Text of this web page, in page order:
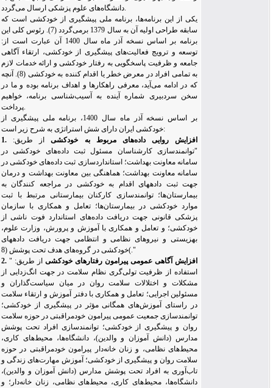
یکی از این برنامه‌ها، برنامه ملی پیشگیری از خودکشی است که
سابقه طراحی اولیه آن به سال 1379 برمی‌گردد
(7). رئوس کلی این
برنامه بر اساس نسخه آذر ماه سال 1400 آن عبارت است از:
توسعه و ترویج فعالیت‌های پیشگیری از خودکشی، ارتقاء آگاهی
جامعه و ظرفیت پاسخگویی به رفتار خودکشی و ارائه خدمات لازم
به تمامی افراد در معرض خطر یا اقدام کننده به خودکشی (8). آنچه
که در ادامه می‌آید، معرفی راهکارها و اهداف برنامه بوده و ما در
سخن سردبیری شماره آینده به آسیب‌شناسی برنامه، خواهیم
بر اساس نسخه آذر ماه سال 1400، برنامه ملی پیشگیری از
1. افزایش روایی داده‌های مربوط به خودکشیاز طریق:
توانمندسازی کارشناسان مسئول ثبت داده‌های خودکشی در
سامانه معاونت بهداشت؛ استانداردسازی ثبت داده‌های خودکشی در
سامانه معاونت بهداشت؛ هماهنگی بین معاونت بهداشت و درمان
جهت ثبت داده‏های اقدام به خودکشی در مراجعه کنندگان به
بیمارستانها؛ توانمندسازی کارکنان بیمارستانی مرتبط با ثبت
موارد خودکشی در بیمارستانها؛ تعامل و همکاری با سازمان
پزشکی قانونی جهت دریافت داده‌های استاندارد فوت ناشی از
خودکشی؛ و تعامل و همکاری با آموزش و پرورش، وزارت علوم،
بهزیستی و نیروهای نظامی و انتظامی جهت دریافت داده‏های
خودکشی در گروه‌های هدف تحت پوشش (8(
2. افزایش آگاهی عمومی پیرامون رفتارهای خودکشیاز طریق:"
استفاده از ظرفیت تولی‌گری نظام سلامت در جهت انگ‌زدایی از
مشکلات و اختلالات سلامت روان در میان سیاست‌گذاران و
مسئولین اجرایی؛ تعامل و همکاری با دفتر آموزش و ارتقاء سلامت
در راستای آموزش‌های همگانی مؤثر در پیشگیری از خودکشی؛
توانمندسازی جمعیت عمومی پیرامون خودمراقبتی در حوزه سلامت
روان و پیشگیری از خودکشی؛ توانمندسازی افراد تحت پوشش
مدارس (دانش آموزان و والدین)، دانشگاه‌ها، محیط‌های کاری،
محیطهای نظامی، و زنان خانه‌دار پیرامون خودمراقبتی در حوزه
سلامت روان و پیشگیری از خودکشی؛ آموزش مهارت‌های زندگی و
تاب‌آوری به افراد تحت پوشش مدارس (دانش آموزان و والدین)،
دانشگاه‌ها، محیط‌های کاری، محیط‌های نظامی، زنان خانه‌دار؛ و